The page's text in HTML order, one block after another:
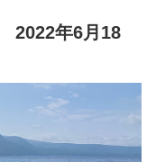
2022年6月18